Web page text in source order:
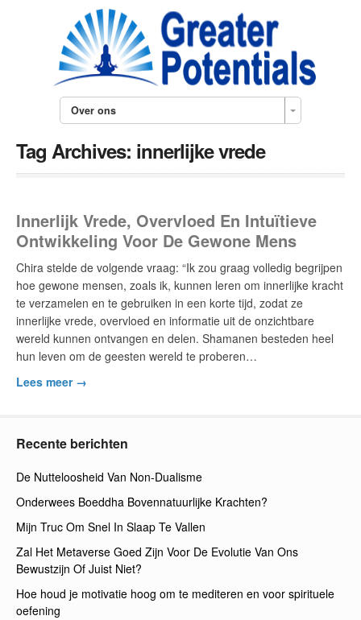
Over ons
Tag Archives: innerlijke vrede
Innerlijk Vrede, Overvloed En Intuïtieve
Ontwikkeling Voor De Gewone Mens
Chira stelde de volgende vraag: “Ik zou graag volledig begrijpen
hoe gewone mensen, zoals ik, kunnen leren om innerlijke kracht
te verzamelen en te gebruiken in een korte tijd, zodat ze
innerlijke vrede, overvloed en informatie uit de onzichtbare
wereld kunnen ontvangen en delen. Shamanen besteden heel
hun leven om de geesten wereld te proberen…
Lees meer →
Recente berichten
De Nutteloosheid Van Non-Dualisme
Onderwees Boeddha Bovennatuurlijke Krachten?
Mijn Truc Om Snel In Slaap Te Vallen
Zal Het Metaverse Goed Zijn Voor De Evolutie Van Ons
Bewustzijn Of Juist Niet?
Hoe houd je motivatie hoog om te mediteren en voor spirituele
oefening